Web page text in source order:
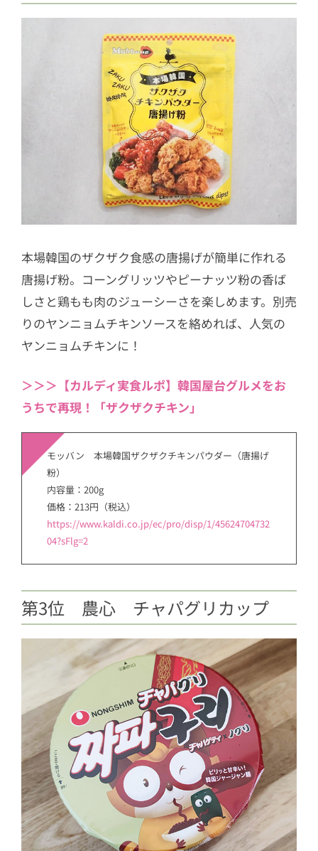
本場韓国のザクザク食感の唐揚げが簡単に作れる
唐揚げ粉。コーングリッツやピーナッツ粉の香ば
しさと鶏もも肉のジューシーさを楽しめます。別売
りのヤンニョムチキンソースを絡めれば、人気の
ヤンニョムチキンに！
＞＞＞【カルディ実食ルポ】韓国屋台グルメをお
うちで再現！「ザクザクチキン」
モッバン 本場韓国ザクザクチキンパウダー（唐揚げ
粉）
内容量：200g
価格：213円（税込）
https://www.kaldi.co.jp/ec/pro/disp/1/45624704732
04?sFlg=2
第3位 農心 チャパグリカップ